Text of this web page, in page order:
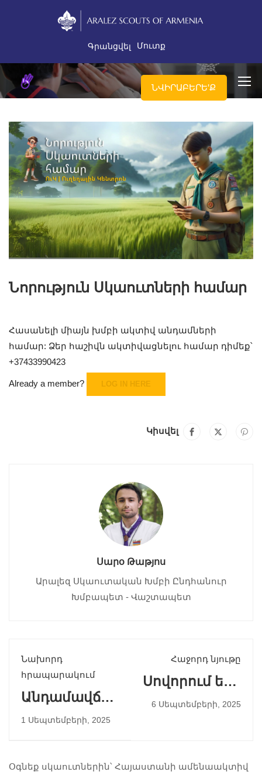
Գրանցվել Մուտք
ՆՎԻՐԱԲԵՐԵ'Ք
Նորություն Սկաուտների համար
Հասանելի միայն խմբի ակտիվ անդամների
համար: Ձեր հաշիվն ակտիվացնելու համար դիմեք՝
+37433990423
Already a member? LOG IN HERE
Կիսվել
Սարօ Թաթյոս
Արալեզ Սկաուտական Խմբի Ընդհանուր
Խմբապետ - Վաշտապետ
Նախորդ
հրապարակում
Անդամավճարներ
01/07/2025
1 Սեպտեմբերի, 2025
Հաջորդ նյութը
Սովորում ենք
սեփական
6 Սեպտեմբերի, 2025
Օգնեք սկաուտներին՝ Հայաստանի ամենաակտիվ